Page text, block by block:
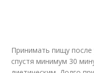
Принимать пищу
спустя минимум 30